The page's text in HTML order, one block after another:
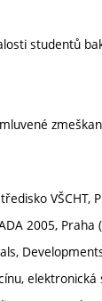
studentů
VŠCHT,
2005, Praha
elektronická